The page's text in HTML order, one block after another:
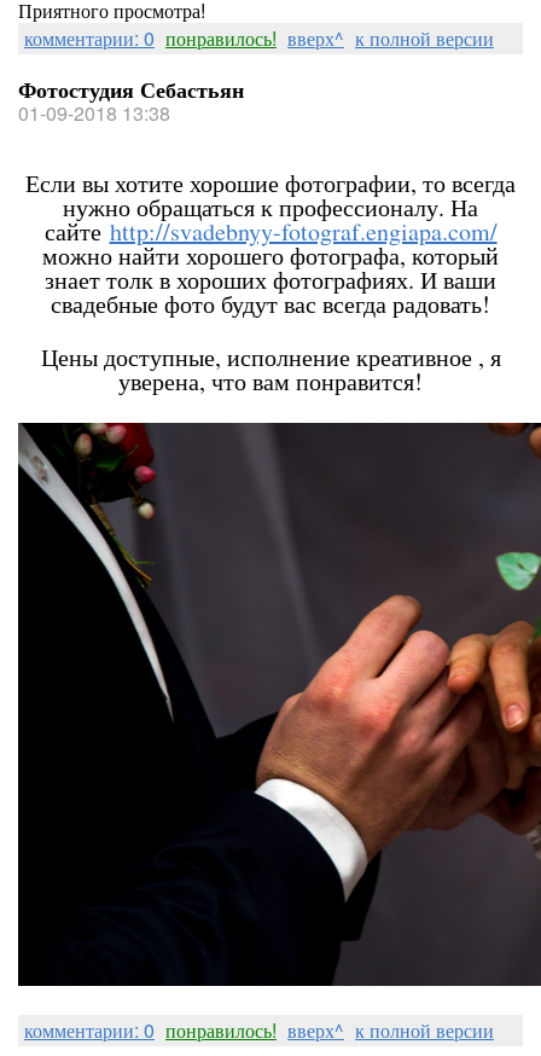
Приятного просмотра!
комментарии: 0 понравилось! вверх^ к полной версии
Фотостудия Себастьян
01-09-2018 13:38
Если вы хотите хорошие фотографии, то всегда
нужно обращаться к профессионалу. На
сайте http://svadebnyy-fotograf.engiapa.com/
можно найти хорошего фотографа, который
знает толк в хороших фотографиях. И ваши
свадебные фото будут вас всегда радовать!
Цены доступные, исполнение креативное , я
уверена, что вам понравится!
комментарии: 0 понравилось! вверх^ к полной версии